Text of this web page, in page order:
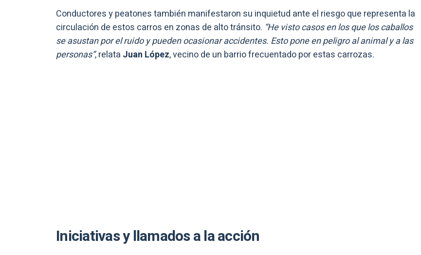
Conductores y peatones también manifestaron su inquietud ante el riesgo que representa la
circulación de estos carros en zonas de alto tránsito. “He visto casos en los que los caballos
se asustan por el ruido y pueden ocasionar accidentes. Esto pone en peligro al animal y a las
personas”, relata Juan López, vecino de un barrio frecuentado por estas carrozas.
Iniciativas y llamados a la acción